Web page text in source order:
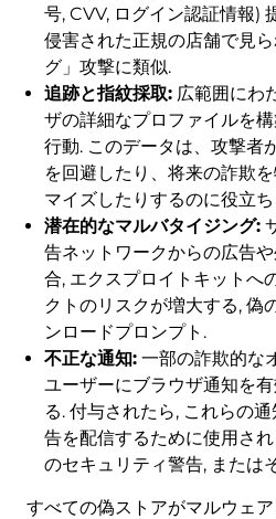
号, CVV, ログイン認証情報)
侵害された正規の店舗で見
グ」攻撃に類似.
追跡と指紋採取:広範囲にわ
ザの詳細なプロファイルを
行動. このデータは、攻撃者
を回避したり、将来の詐欺
マイズしたりするのに役立
潜在的なマルバタイジング:
告ネットワークからの広告
合, エクスプロイトキットへ
クトのリスクが増大する, 偽
ンロードプロンプト.
不正な通知:一部の詐欺的な
ユーザーにブラウザ通知を
る. 付与されたら, これらの
告を配信するために使用さ
のセキュリティ警告, または
すべての偽ストアがマルウェ